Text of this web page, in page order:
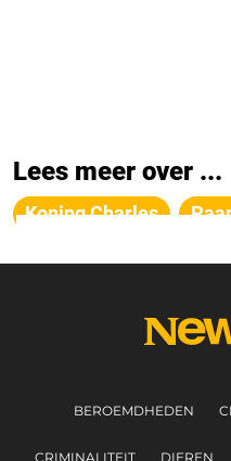
Lees meer over ...
Koning Charles
BEROEMDHEDEN
CRIMINALITEIT DIEREN